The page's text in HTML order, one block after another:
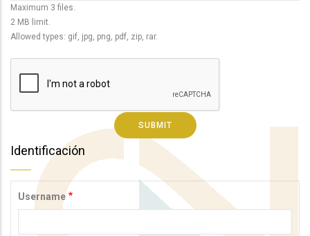
Maximum 3 files.
2 MB limit.
Allowed types: gif, jpg, png, pdf, zip, rar.
Identificación
Username